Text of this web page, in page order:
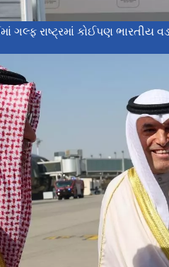
ગલ્ફ રાષ્ટ્રમાં કોઈપણ ભારતીય